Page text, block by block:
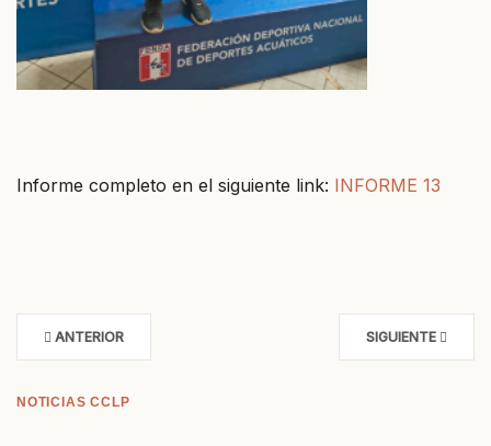
Informe completo en el siguiente link: INFORME 13
ANTERIOR SIGUIENTE
NOTICIAS CCLP